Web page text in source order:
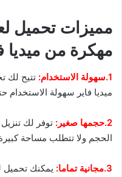
مهكرة من ميديا
1.سهولة الاستخدام:
ميديا فاير سهولة
2.حجمها صغير:
الحجم ولا تتطلب مساحة كبيرة
3.مجانية تماما: